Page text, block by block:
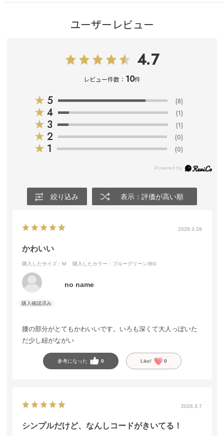
ユーザーレビュー
4.7
レビュー件数： 10件
★ 5 (8)
★ 4 (1)
★ 3 (1)
★ 2 (0)
★ 1 (0)
絞り込み 表示：評価が高い順
2026.3.28
かわいい
購入したサイズ：M 購入したカラー：ブルーグリーン/BG
no name
腰の部分がとてもかわいいです。いろも深くて大人っぽいた
だ少し紐がながい
参考になった 0 Like! 0
2026.3.7
シンプルだけど、なんしコードがきいてる！